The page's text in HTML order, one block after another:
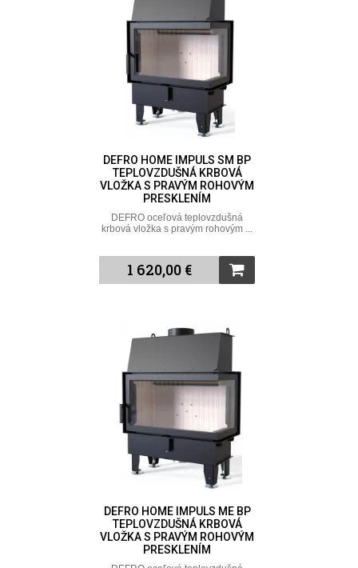
DEFRO HOME IMPULS SM BP
TEPLOVZDUŠNÁ KRBOVÁ
VLOŽKA S PRAVÝM ROHOVÝM
PRESKLENÍM
DEFRO oceľová teplovzdušná
krbová vložka s pravým rohovým ...
1 620,00 €
DEFRO HOME IMPULS ME BP
TEPLOVZDUŠNÁ KRBOVÁ
VLOŽKA S PRAVÝM ROHOVÝM
PRESKLENÍM